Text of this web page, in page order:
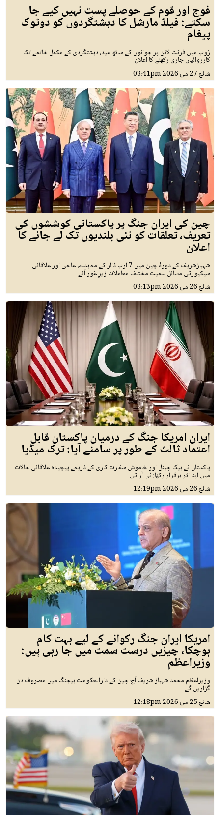
فوج اور قوم کے حوصلے پست نہیں کیے جا
سکتے: فیلڈ مارشل کا دہشتگردوں کو دوٹوک
پیغام
ژوب میں فرنٹ لائن پر جوانوں کے ساتھ عید، دہشتگردی کے مکمل خاتمے تک
کارروائیاں جاری رکھنے کا اعلان
شائع27 مئ 2026 03:41pm
چین کی ایران جنگ پر پاکستانی کوششوں کی
تعریف، تعلقات کو نئی بلندیوں تک لے جانے کا
اعلان
شہبازشریف کے دورۂ چین میں 7 ارب ڈالر کے معاہدے، عالمی اور علاقائی
سیکیورٹی مسائل سمیت مختلف معاملات زیرِ غور آئے
شائع26 مئ 2026 03:13pm
ایران امریکا جنگ کے درمیان پاکستان قابلِ
اعتماد ثالث کے طور پر سامنے آیا: ترک میڈیا
پاکستان نے بیک چینل اور خاموش سفارت کاری کے ذریعے پیچیدہ علاقائی حالات
میں اپنا اثر برقرار رکھا: ٹی آر ٹی
شائع26 مئ 2026 12:19pm
امریکا ایران جنگ رکوانے کے لیے بہت کام
ہوچکا، چیزیں درست سمت میں جا رہی ہیں:
وزیراعظم
وزیراعظم محمد شہباز شریف آج چین کے دارالحکومت بیجنگ میں مصروف دن
گزاریں گے
شائع25 مئ 2026 12:18pm